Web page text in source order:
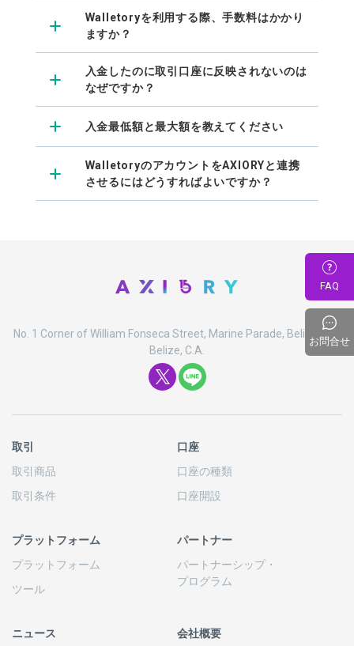
Walletoryを利用する際、手数料はかかり
ますか？
入金したのに取引口座に反映されないのは
なぜですか？
入金最低額と最大額を教えてください
WalletoryのアカウントをAXIORYと連携
させるにはどうすればよいですか？
No. 1 Corner of William Fonseca Street, Marine Parade, Belize City,
Belize, C.A.
取引
取引商品
取引条件
口座
口座の種類
口座開設
プラットフォーム
プラットフォーム
ツール
パートナー
パートナーシップ・
プログラム
ニュース
会社概要
FAQ
お問合せ